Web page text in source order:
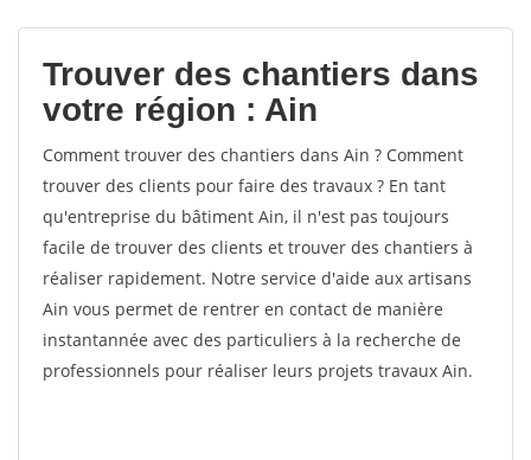
votes
Trouver des chantiers dans
votre région : Ain
Comment trouver des chantiers dans Ain ? Comment
trouver des clients pour faire des travaux ? En tant
qu'entreprise du bâtiment Ain, il n'est pas toujours
facile de trouver des clients et trouver des chantiers à
réaliser rapidement. Notre service d'aide aux artisans
Ain vous permet de rentrer en contact de manière
instantannée avec des particuliers à la recherche de
professionnels pour réaliser leurs projets travaux Ain.